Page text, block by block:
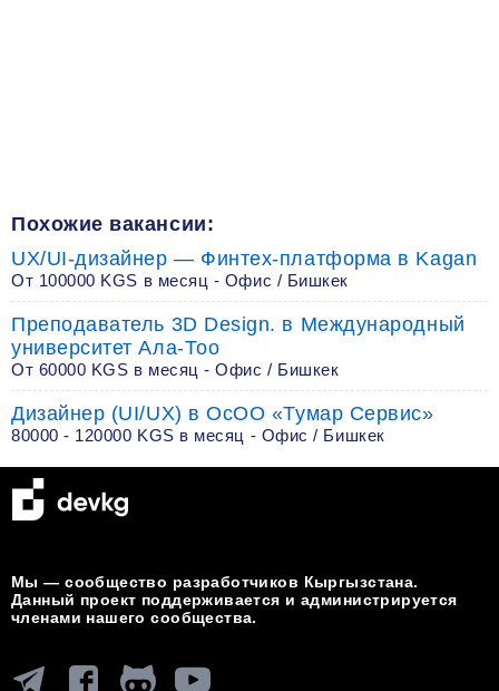
Похожие вакансии:
UX/UI-дизайнер — Финтех-платформа в Kagan
От 100000 KGS в месяц - Офис / Бишкек
Преподаватель 3D Design. в Международный
университет Ала-Тоо
От 60000 KGS в месяц - Офис / Бишкек
Дизайнер (UI/UX) в ОсОО «Тумар Сервис»
80000 - 120000 KGS в месяц - Офис / Бишкек
Мы — сообщество разработчиков Кыргызстана.
Данный проект поддерживается и администрируется
членами нашего сообщества.